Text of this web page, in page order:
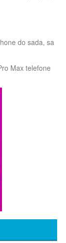
do sada, sa
Max telefone